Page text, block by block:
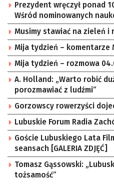
Prezydent wręczył ponad
Wśród nominowanych
Musimy stawiać na zieleń i
Mija tydzień – komentarze
Mija tydzień – rozmowa
A. Holland: „Warto robić
porozmawiać z ludźmi”
Gorzowscy rowerzyści
Lubuskie Forum Radia
Goście Lubuskiego Lata
seansach [GALERIA ZDJĘĆ]
Tomasz Gąssowski:
tożsamość”